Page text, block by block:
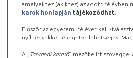
amelyekhez (akikhez) az adott félévben
karok honlapján tájékozódhat.
Először az egyetemi félévet kell
nyílhegyekkel lépegetve lehetséges.
A „ Tanrendi kereső” mezőbe írt szöveggel